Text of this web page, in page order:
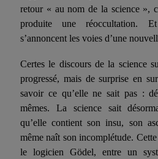
retour « au nom de la science »,
produite une réoccul­tation.
s’annoncent les voies d’une
Certes le discours de la science
pro­gressé, mais de surprise en
savoir ce qu’elle ne sait pas :
mêmes. La science sait
qu’elle contient son insu, son
même naît son incomplétude.
le logicien Gödel, entre un